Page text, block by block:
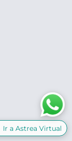
Ir a Astrea Virtual